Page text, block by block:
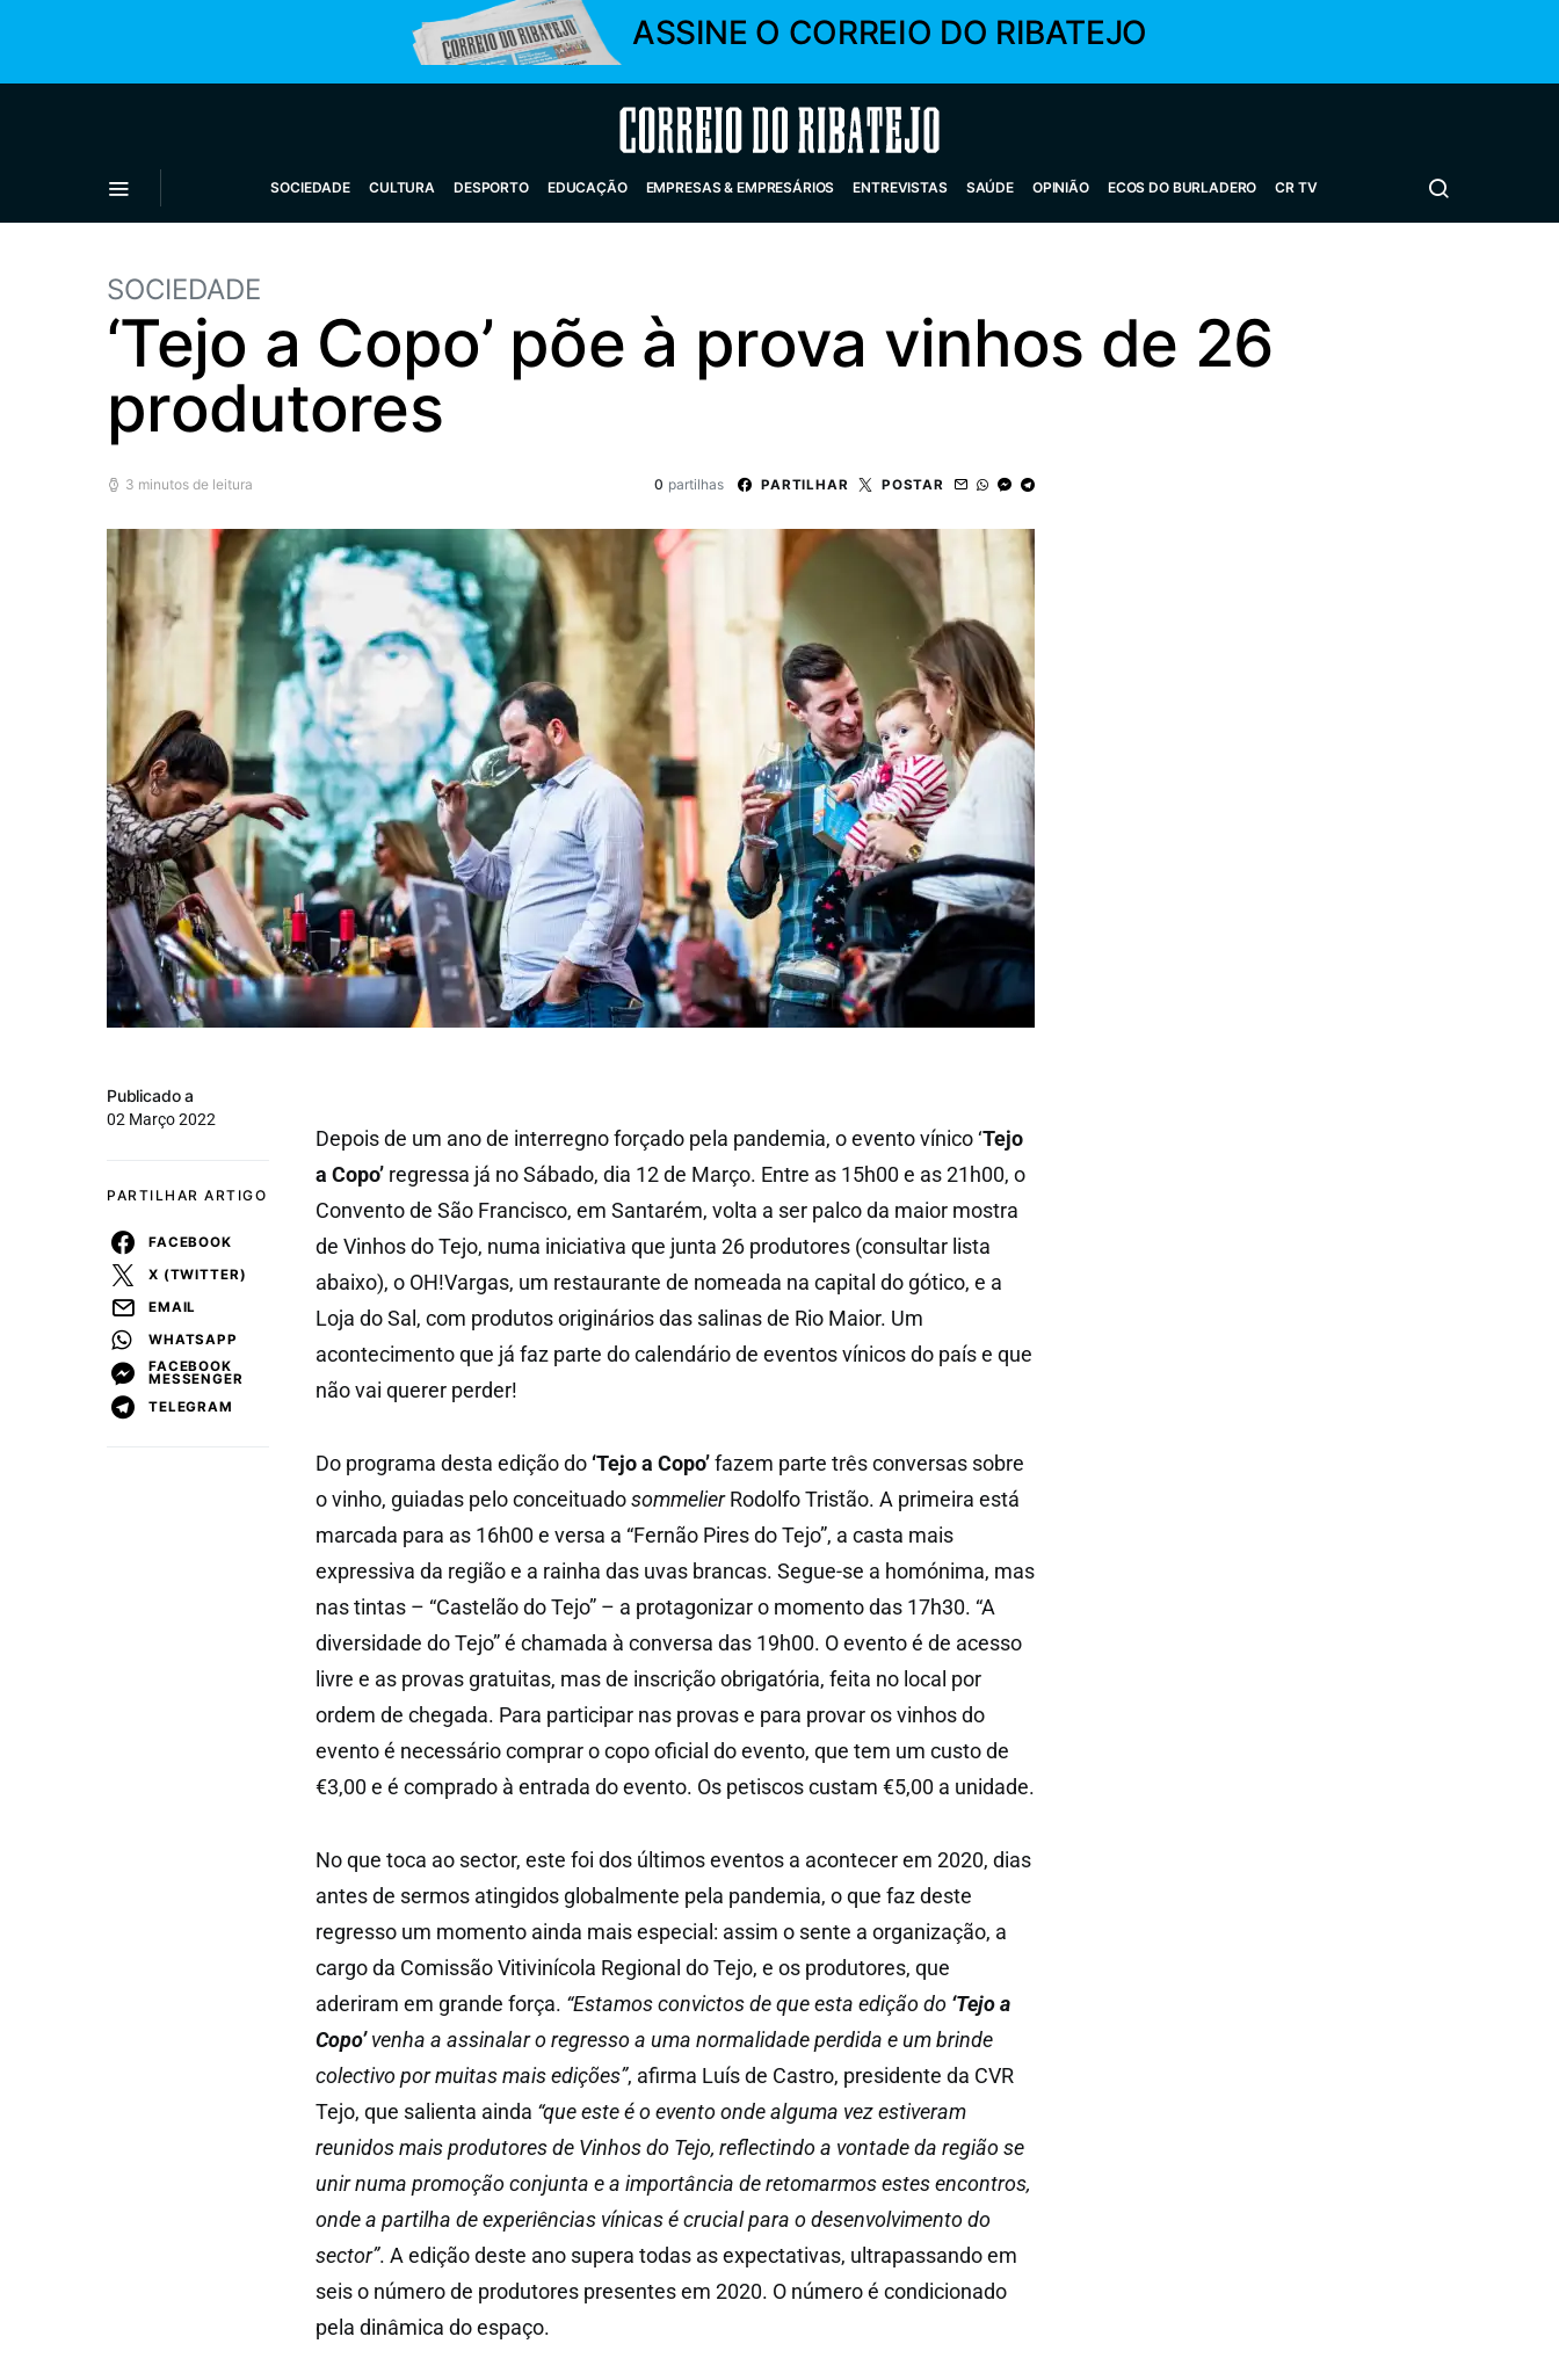
ASSINE O CORREIO DO RIBATEJO
Correio do Ribatejo
SOCIEDADE CULTURA DESPORTO EDUCAÇÃO EMPRESAS & EMPRESÁRIOS ENTREVISTAS SAÚDE OPINIÃO ECOS DO BURLADERO CR TV
SOCIEDADE
‘Tejo a Copo’ põe à prova vinhos de 26
produtores
3 minutos de leitura 0 partilhas PARTILHAR POSTAR
Publicado a
02 Março 2022
PARTILHAR ARTIGO
FACEBOOK
X (TWITTER)
EMAIL
WHATSAPP
FACEBOOK
MESSENGER
TELEGRAM
Depois de um ano de interregno forçado pela pandemia, o evento vínico ‘Tejo
a Copo’ regressa já no Sábado, dia 12 de Março. Entre as 15h00 e as 21h00, o
Convento de São Francisco, em Santarém, volta a ser palco da maior mostra
de Vinhos do Tejo, numa iniciativa que junta 26 produtores (consultar lista
abaixo), o OH!Vargas, um restaurante de nomeada na capital do gótico, e a
Loja do Sal, com produtos originários das salinas de Rio Maior. Um
acontecimento que já faz parte do calendário de eventos vínicos do país e que
não vai querer perder!
Do programa desta edição do ‘Tejo a Copo’fazem parte três conversas sobre
o vinho, guiadas pelo conceituadosommelierRodolfo Tristão. A primeira está
marcada para as 16h00 e versa a “Fernão Pires do Tejo”, a casta mais
expressiva da região e a rainha das uvas brancas. Segue-se a homónima, mas
nas tintas – “Castelão do Tejo” – a protagonizar o momento das 17h30. “A
diversidade do Tejo” é chamada à conversa das 19h00. O evento é de acesso
livre e as provas gratuitas, mas de inscrição obrigatória, feita no local por
ordem de chegada. Para participar nas provas e para provar os vinhos do
evento é necessário comprar o copo oficial do evento, que tem um custo de
€3,00 e é comprado à entrada do evento. Os petiscos custam €5,00 a unidade.
No que toca ao sector, este foi dos últimos eventos a acontecer em 2020, dias
antes de sermos atingidos globalmente pela pandemia, o que faz deste
regresso um momento ainda mais especial: assim o sente a organização, a
cargo da Comissão Vitivinícola Regional do Tejo, e os produtores, que
aderiram em grande força. “Estamos convictos de que esta edição do ‘Tejo a
Copo’venha a assinalar o regresso a uma normalidade perdida e um brinde
colectivo por muitas mais edições”, afirma Luís de Castro, presidente da CVR
Tejo, que salienta ainda “que este é o evento onde alguma vez estiveram
reunidos mais produtores de Vinhos do Tejo, reflectindo a vontade da região se
unir numa promoção conjunta e a importância de retomarmos estes encontros,
onde a partilha de experiências vínicas é crucial para o desenvolvimento do
sector”. A edição deste ano supera todas as expectativas, ultrapassando em
seis o número de produtores presentes em 2020. O número é condicionado
pela dinâmica do espaço.